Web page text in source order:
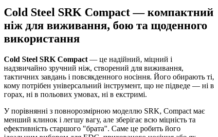
Cold Steel SRK Compact — компактний
ніж для виживання, бою та щоденного
використання
Cold Steel SRK Compact — це надійний, міцний і
надзвичайно зручний ніж, створений для виживання,
тактичних завдань і повсякденного носіння. Його обирають ті,
кому потрібен універсальний інструмент, що не підведе — ні в
горах, ні в польових умовах, ні в екстримі.
У порівнянні з повнорозмірною моделлю SRK, Compact має
менший клинок і легшу вагу, але зберігає всю міцність та
ефективність старшого "брата". Саме це робить його